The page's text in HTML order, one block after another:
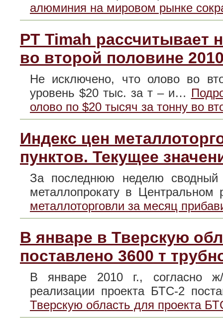
алюминия на мировом рынке
PT Timah рассчитывает
во второй половине
Не исключено, что олово во
уровень $20 тыс. за т – и…
олово по $20 тысяч за тонну во
Индекс цен
пунктов. Текущее
За последнюю неделю сводный
металлопрокату в
металлоторговли за месяц
В январе в Тверскую
поставлено 3600 т
В январе 2010 г., согласно
реализации проекта БТС-2
Тверскую область для проекта